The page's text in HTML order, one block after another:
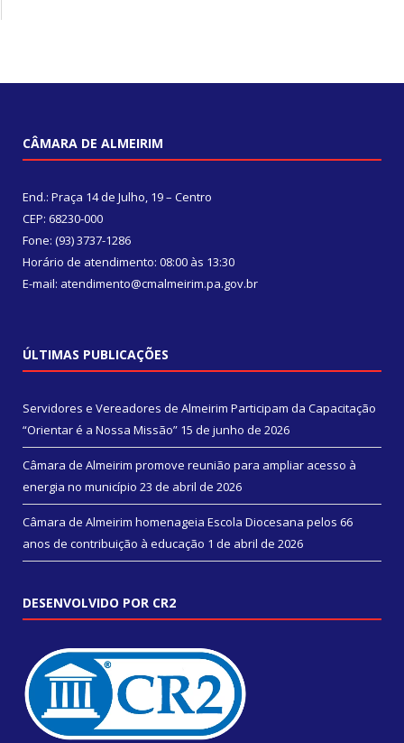
CÂMARA DE ALMEIRIM
End.: Praça 14 de Julho, 19 – Centro
CEP: 68230-000
Fone: (93) 3737-1286
Horário de atendimento: 08:00 às 13:30
E-mail: atendimento@cmalmeirim.pa.gov.br
ÚLTIMAS PUBLICAÇÕES
Servidores e Vereadores de Almeirim Participam da Capacitação
“Orientar é a Nossa Missão” 15 de junho de 2026
Câmara de Almeirim promove reunião para ampliar acesso à
energia no município 23 de abril de 2026
Câmara de Almeirim homenageia Escola Diocesana pelos 66
anos de contribuição à educação 1 de abril de 2026
DESENVOLVIDO POR CR2